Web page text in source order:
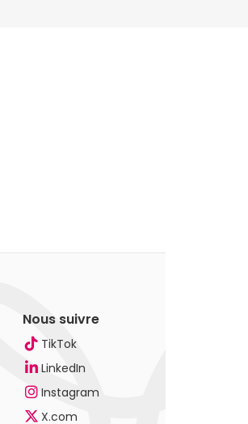
Nous suivre
TikTok
LinkedIn
Instagram
X.com